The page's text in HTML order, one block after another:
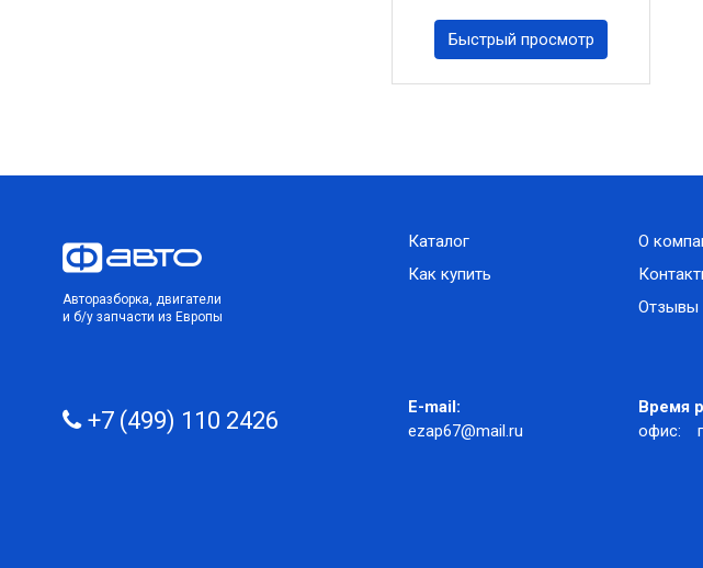
Быстрый просмотр
Авторазборка, двигатели
и б/у запчасти из Европы
Каталог
Как купить
О
Отзывы
+7 (499) 110 2426
E-mail:
ezap67@mail.ru
Время
офис: